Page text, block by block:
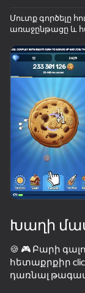
50+ թոփ
նույնիսկ
Mine Crusher
59
Մուտք գործելը
առաջընթացը և
Խաղի
🍪 🎮 Բարի
հետաքրքիր
դառնալ